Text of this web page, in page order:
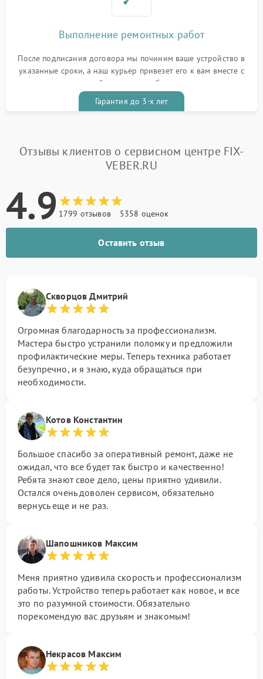
Выполнение ремонтных работ
После подписания договора мы починим ваше устройство в
указанные сроки, а наш курьер привезет его к вам вместе с
гарантийным талоном бесплатно
Гарантия до 3-х лет
Отзывы клиентов о сервисном центре FIX-
VEBER.RU
4.9 1799 отзывов 5358 оценок
Оставить отзыв
Скворцов Дмитрий
Огромная благодарность за профессионализм.
Мастера быстро устранили поломку и предложили
профилактические меры. Теперь техника работает
безупречно, и я знаю, куда обращаться при
необходимости.
Котов Константин
Большое спасибо за оперативный ремонт, даже не
ожидал, что все будет так быстро и качественно!
Ребята знают свое дело, цены приятно удивили.
Остался очень доволен сервисом, обязательно
вернусь еще и не раз.
Шапошников Максим
Меня приятно удивила скорость и профессионализм
работы. Устройство теперь работает как новое, и все
это по разумной стоимости. Обязательно
порекомендую вас друзьям и знакомым!
Некрасов Максим